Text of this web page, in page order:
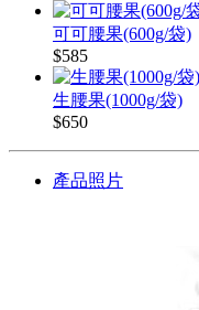
可可腰果(600g/袋)
$585
生腰果(1000g/袋)
$650
產品照片